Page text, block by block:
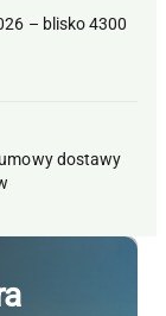
– blisko 4300
dostawy